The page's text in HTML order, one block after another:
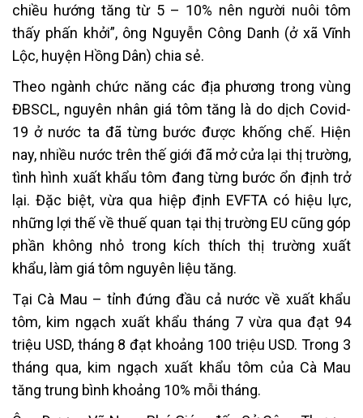
chiều hướng tăng từ 5 – 10% nên người nuôi tôm
thấy phấn khởi”, ông Nguyễn Công Danh (ở xã Vĩnh
Lộc, huyện Hồng Dân) chia sẻ.
Theo ngành chức năng các địa phương trong vùng
ĐBSCL, nguyên nhân giá tôm tăng là do dịch Covid-
19 ở nước ta đã từng bước được khống chế. Hiện
nay, nhiều nước trên thế giới đã mở cửa lại thị trường,
tình hình xuất khẩu tôm đang từng bước ổn định trở
lại. Đặc biệt, vừa qua hiệp định EVFTA có hiệu lực,
những lợi thế về thuế quan tại thị trường EU cũng góp
phần không nhỏ trong kích thích thị trường xuất
khẩu, làm giá tôm nguyên liệu tăng.
Tại Cà Mau – tỉnh đứng đầu cả nước về xuất khẩu
tôm, kim ngạch xuất khẩu tháng 7 vừa qua đạt 94
triệu USD, tháng 8 đạt khoảng 100 triệu USD. Trong 3
tháng qua, kim ngạch xuất khẩu tôm của Cà Mau
tăng trung bình khoảng 10% mỗi tháng.